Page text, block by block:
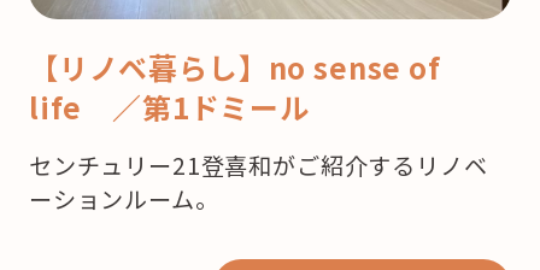
【リノベ暮らし】no sense of
life ／第1ドミール
センチュリー21登喜和がご紹介するリノベ
ーションルーム。